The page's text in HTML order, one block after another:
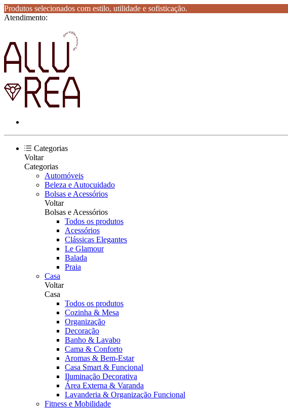
Produtos selecionados com estilo, utilidade e sofisticação.
Atendimento:
Categorias
Voltar
Categorias
Automóveis
Beleza e Autocuidado
Bolsas e Acessórios
Voltar
Bolsas e Acessórios
Todos os produtos
Acessórios
Clássicas Elegantes
Le Glamour
Balada
Praia
Casa
Voltar
Casa
Todos os produtos
Cozinha & Mesa
Organização
Decoração
Banho & Lavabo
Cama & Conforto
Aromas & Bem-Estar
Casa Smart & Funcional
Iluminação Decorativa
Área Externa & Varanda
Lavanderia & Organização Funcional
Fitness e Mobilidade